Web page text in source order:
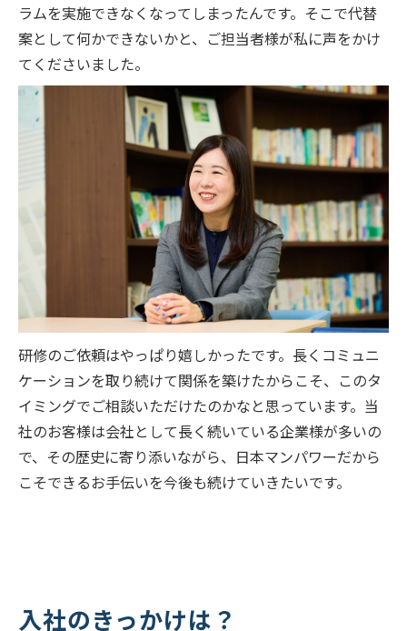
ラムを実施できなくなってしまったんです。そこで代替
案として何かできないかと、ご担当者様が私に声をかけ
てくださいました。
研修のご依頼はやっぱり嬉しかったです。長くコミュニ
ケーションを取り続けて関係を築けたからこそ、このタ
イミングでご相談いただけたのかなと思っています。当
社のお客様は会社として長く続いている企業様が多いの
で、その歴史に寄り添いながら、日本マンパワーだから
こそできるお手伝いを今後も続けていきたいです。
入社のきっかけは？